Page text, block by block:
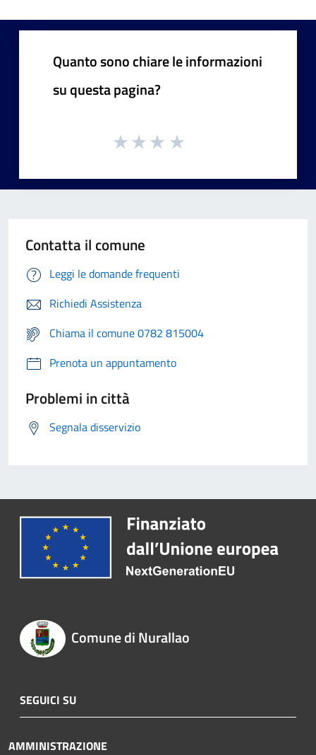
Quanto sono chiare le informazioni
su questa pagina?
Contatta il comune
Leggi le domande frequenti
Richiedi Assistenza
Chiama il comune 0782 815004
Prenota un appuntamento
Problemi in città
Segnala disservizio
Comune di Nurallao
SEGUICI SU
AMMINISTRAZIONE